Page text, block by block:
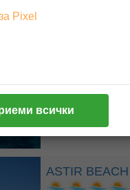
На изплащане с
Пълно описание
ASTIR BEACH
Pixel
всички